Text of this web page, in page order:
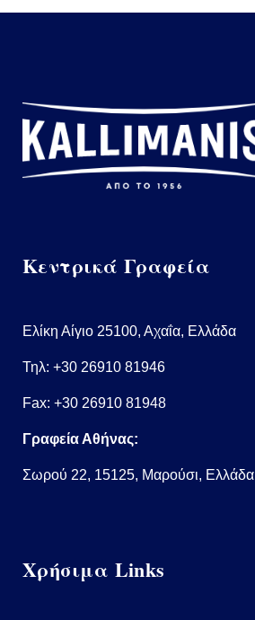
Κεντρικά Γραφεία
Ελίκη Αίγιο 25100, Αχαΐα, Ελλάδα
Τηλ: +30 26910 81946
Fax: +30 26910 81948
Γραφεία Αθήνας:
Σωρού 22, 15125, Μαρούσι, Ελλάδα
Χρήσιμα Links